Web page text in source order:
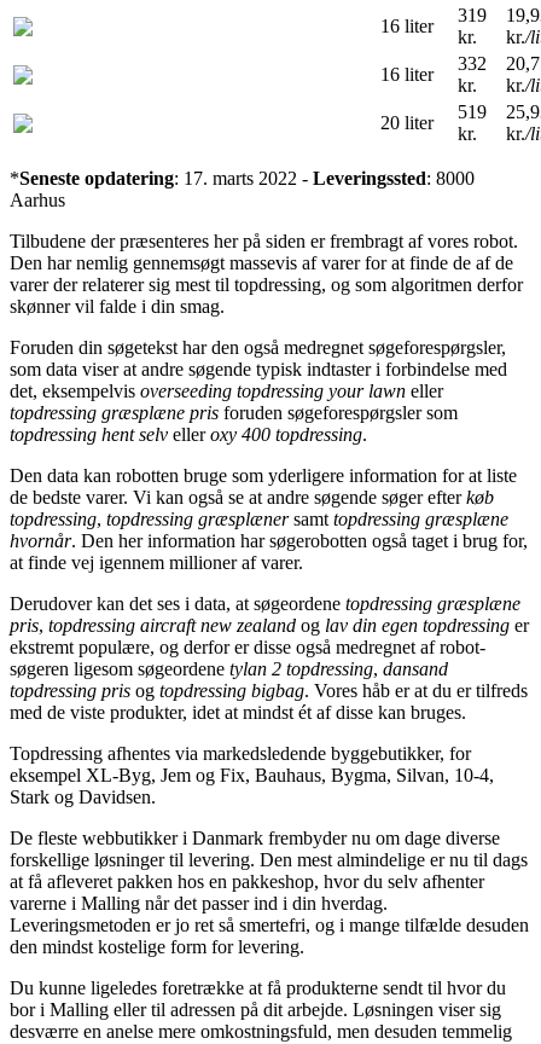
16 liter
319
kr.
kr./
16 liter
332
kr.
kr./
20 liter
519
kr.
kr./
*Seneste opdatering: 17. marts 2022 - Leveringssted: 8000
Aarhus
Tilbudene der præsenteres her på siden er frembragt af vores robot.
Den har nemlig gennemsøgt massevis af varer for at finde de af de
varer der relaterer sig mest til topdressing, og som algoritmen derfor
skønner vil falde i din smag.
Foruden din søgetekst har den også medregnet søgeforespørgsler,
som data viser at andre søgende typisk indtaster i forbindelse med
det, eksempelvis overseeding topdressing your lawn eller
topdressing græsplæne pris foruden søgeforespørgsler som
topdressing hent selv elleroxy 400 topdressing.
Den data kan robotten bruge som yderligere information for at liste
de bedste varer. Vi kan også se at andre søgende søger efterkøb
topdressing, topdressing græsplænersamt topdressing græsplæne
hvornår. Den her information har søgerobotten også taget i brug for,
at finde vej igennem millioner af varer.
Derudover kan det ses i data, at søgeordene topdressing græsplæne
pris, topdressing aircraft new zealand og lav din egen topdressing er
ekstremt populære, og derfor er disse også medregnet af robot-
søgeren ligesom søgeordene tylan 2 topdressing, dansand
topdressing pris og topdressing bigbag. Vores håb er at du er tilfreds
med de viste produkter, idet at mindst ét af disse kan bruges.
Topdressing afhentes via markedsledende byggebutikker, for
eksempel XL-Byg, Jem og Fix, Bauhaus, Bygma, Silvan, 10-4,
Stark og Davidsen.
De fleste webbutikker i Danmark frembyder nu om dage diverse
forskellige løsninger til levering. Den mest almindelige er nu til dags
at få afleveret pakken hos en pakkeshop, hvor du selv afhenter
varerne i Malling når det passer ind i din hverdag.
Leveringsmetoden er jo ret så smertefri, og i mange tilfælde desuden
den mindst kostelige form for levering.
Du kunne ligeledes foretrække at få produkterne sendt til hvor du
bor i Malling eller til adressen på dit arbejde. Løsningen viser sig
desværre en anelse mere omkostningsfuld, men desuden temmelig